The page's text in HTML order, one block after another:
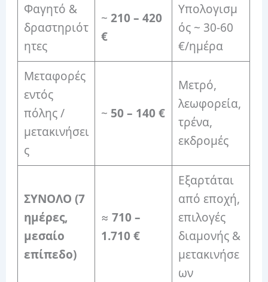
Φαγητό &
δραστηριότ
ητες
~ 210 – 420
€
Υπολογισμ
ός ~ 30-60
€/ημέρα
Μεταφορές
εντός
πόλης /
μετακινήσει
ς
~ 50 – 140 €
Μετρό,
λεωφορεία,
τρένα,
εκδρομές
ΣΥΝΟΛΟ (7
ημέρες,
μεσαίο
επίπεδο)
≈ 710 –
1.710 €
Εξαρτάται
από εποχή,
επιλογές
διαμονής &
μετακινήσε
ων